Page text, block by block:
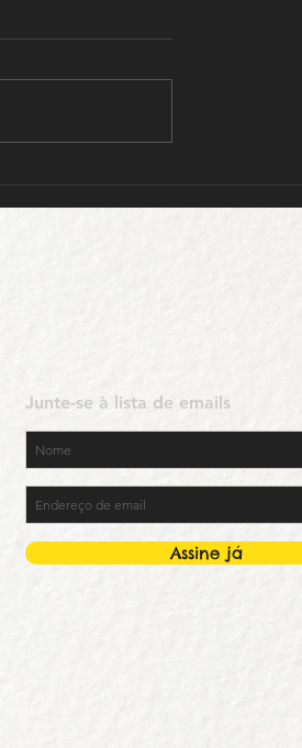
"Da Rua Para a Escola"
Junte-se à lista de emails
Assine já